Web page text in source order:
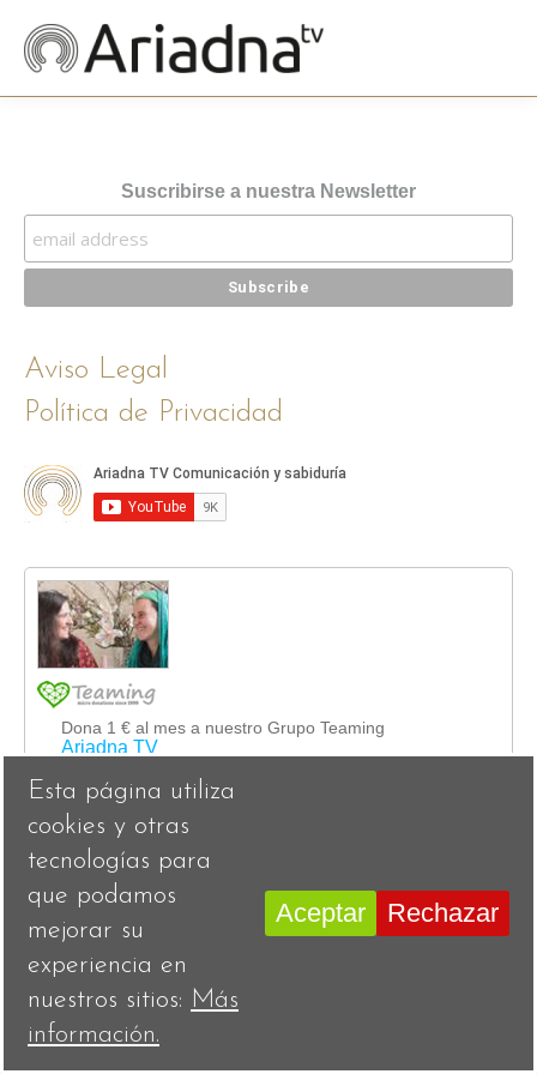
Suscribirse a nuestra Newsletter
Aviso Legal
Política de Privacidad
© Ariadna Tv 2018
Esta página utiliza
cookies y otras
tecnologías para
que podamos
mejorar su
experiencia en
nuestros sitios: Más
información.
Aceptar Rechazar